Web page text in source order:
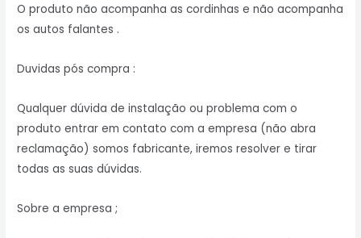
O produto não acompanha as cordinhas e não acompanha
os autos falantes .
Duvidas pós compra :
Qualquer dúvida de instalação ou problema com o
produto entrar em contato com a empresa (não abra
reclamação) somos fabricante, iremos resolver e tirar
todas as suas dúvidas.
Sobre a empresa ;